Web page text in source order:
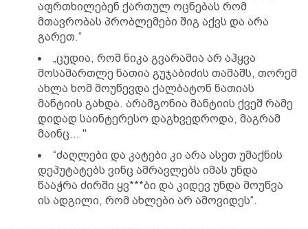
აფრთხილებენ ქართულ ოცნებას რომ
მთავრობას პრობლემები შიგ აქვს და არა
გარეთ.“
„ცუდია, რომ ნიკა გვარამია არ აჰყვა
მოსამართლე ნათია გუჯაბიძის თამაშს, თორემ
ახლა ხომ მოუწევდა ქალბატონ ნათიას
მანტიის გახდა. არამგონია მანტიის ქვეშ რამე
დიდად საინტერესო დაგხვედროდა, მაგრამ
მაინც... "
“ძაღლები და კატები კი არა ასეთ უმაქნის
დეპუტატებს ვინც ამრავლებს იმას უნდა
წააჭრა ძირში ყვ***ბი და კიდევ უნდა მოუწვა
ის ადგილი, რომ ახლები არ ამოვიდეს“.